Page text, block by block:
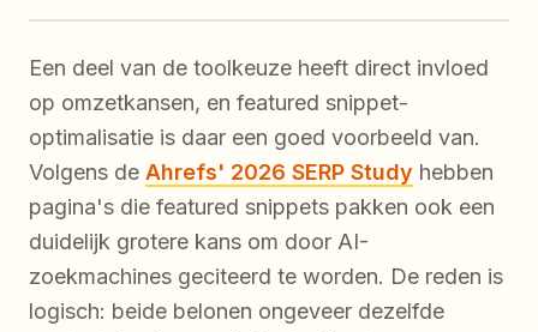
Een deel van de toolkeuze heeft direct invloed
op omzetkansen, en featured snippet-
optimalisatie is daar een goed voorbeeld van.
Volgens de Ahrefs' 2026 SERP Study hebben
pagina's die featured snippets pakken ook een
duidelijk grotere kans om door AI-
zoekmachines geciteerd te worden. De reden is
logisch: beide belonen ongeveer dezelfde